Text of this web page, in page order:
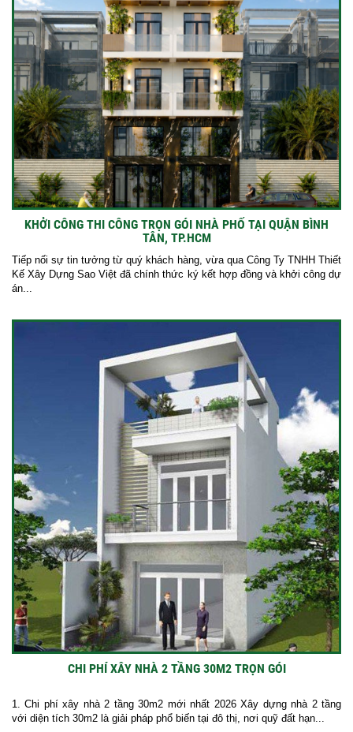
KHỞI CÔNG THI CÔNG TRỌN GÓI NHÀ PHỐ TẠI QUẬN BÌNH
TÂN, TP.HCM
Tiếp nối sự tin tưởng từ quý khách hàng, vừa qua Công Ty TNHH Thiết
Kế Xây Dựng Sao Việt đã chính thức ký kết hợp đồng và khởi công dự
án...
CHI PHÍ XÂY NHÀ 2 TẦNG 30M2 TRỌN GÓI
1. Chi phí xây nhà 2 tầng 30m2 mới nhất 2026 Xây dựng nhà 2 tầng
với diện tích 30m2 là giải pháp phổ biến tại đô thị, nơi quỹ đất hạn...